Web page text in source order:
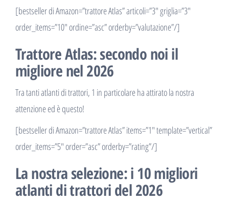
[bestseller di Amazon=”trattore Atlas” articoli=”3″ griglia=”3″
order_items=”10″ ordine=”asc” orderby=”valutazione”/]
Trattore Atlas: secondo noi il
migliore nel 2026
Tra tanti atlanti di trattori, 1 in particolare ha attirato la nostra
attenzione ed è questo!
[bestseller di Amazon=”trattore Atlas” items=”1″ template=”vertical”
order_items=”5″ order=”asc” orderby=”rating”/]
La nostra selezione: i 10 migliori
atlanti di trattori del 2026